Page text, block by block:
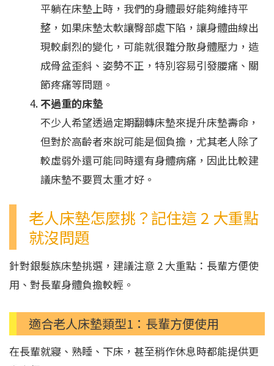
平躺在床墊上時，我們的身體最好能夠維持平
整，如果床墊太軟讓臀部處下陷，讓身體曲線出
現較劇烈的變化，可能就很難分散身體壓力，造
成骨盆歪斜、姿勢不正，特別容易引發腰痛、關
節疼痛等問題。
不過重的床墊
不少人希望透過定期翻轉床墊來提升床墊壽命，
但對於高齡者來說可能是個負擔，尤其老人除了
較虛弱外還可能同時還有身體病痛，因此比較建
議床墊不要買太重才好。
老人床墊怎麼挑？記住這 2 大重點
就沒問題
針對銀髮族床墊挑選，建議注意 2 大重點：長輩方便使
用、對長輩身體負擔較輕。
適合老人床墊類型1：長輩方便使用
在長輩就寢、熟睡、下床，甚至稍作休息時都能提供更